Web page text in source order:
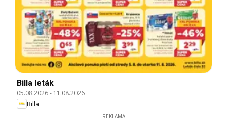
Billa leták
05.08.2026- 11.08.2026
Billa
REKLAMA